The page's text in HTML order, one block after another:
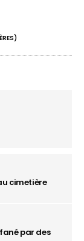
cimetière
par des